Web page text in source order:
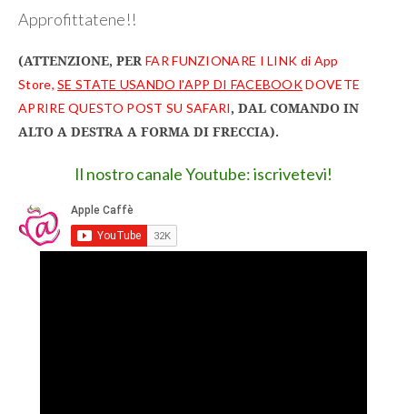
Approfittatene!!
(ATTENZIONE, PER FAR FUNZIONARE I LINK di App
Store,SE STATE USANDO l'APP DI FACEBOOKDOVETE
APRIRE QUESTO POST SU SAFARI, DAL COMANDO IN
ALTO A DESTRA A FORMA DI FRECCIA).
Il nostro canale Youtube: iscrivetevi!